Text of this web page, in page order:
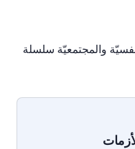
والمجتمعيّة سلسلة